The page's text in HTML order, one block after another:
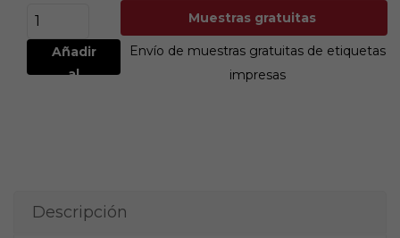
Añadir
al
Muestras gratuitas
Envío de muestras gratuitas de etiquetas
impresas
Descripción